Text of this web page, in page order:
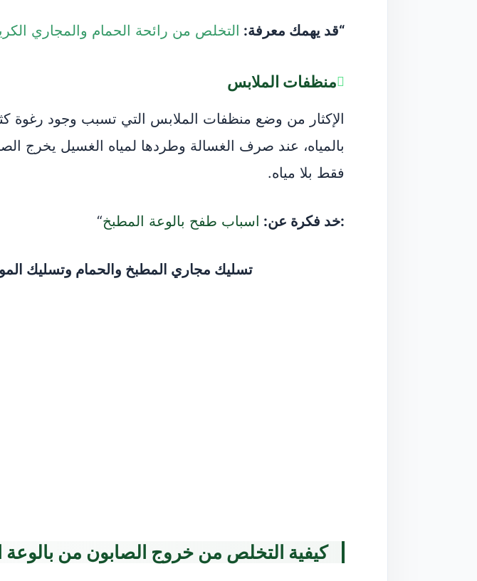
“قد يهمك معرفة: التخلص من رائحة الحمام والمجاري
منظفات الملابس
الإكثار من وضع منظفات الملابس التي تسبب وجود رغوة
بالمياه، عند صرف الغسالة وطردها لمياه الغسيل يخرج
فقط بلا مياه.
:خد فكرة عن: اسباب طفح بالوعة المطبخ“
تسليك مجاري المطبخ والحمام وتسليك
كيفية التخلص من خروج الصابون من بالوعة